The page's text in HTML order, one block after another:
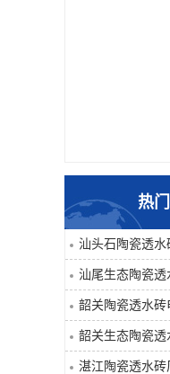
热
汕头石陶瓷透水
汕尾生态陶瓷透
韶关陶瓷透水砖
韶关生态陶瓷透
湛江陶瓷透水砖